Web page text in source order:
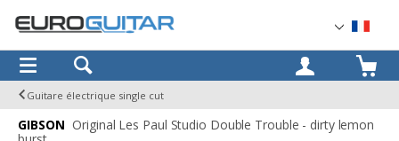
OK
Guitare électrique single cut
GIBSON Original Les Paul Studio Double Trouble - dirty lemon